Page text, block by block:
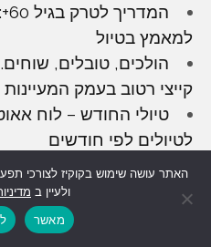
למאמץ בטיול
הולכים, טובלים,
קייצי רטוב בעמק המעיינות
טיולי החודש – לוח
לטיולים לפי חודשים
התעלומה המדעית של
ומוצל לכל המשפחה
המדריך לטיול יוגה
האתר עושה שימוש בקוקיז לצורכי
ולעיין ב
מאשר